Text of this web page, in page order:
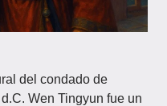
del condado de
Wen Tingyun fue un